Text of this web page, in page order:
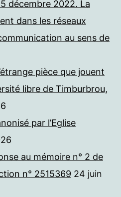
décembre 2022. La
dans les réseaux
au sens de
pièce que jouent
libre de Timburbrou,
par l’Eglise
au mémoire n° 2 de
n° 2515369 24 juin